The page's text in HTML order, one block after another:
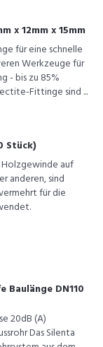
x 12mm x 15mm
für eine schnelle
Werkzeuge für
- bis zu 85%
Fittinge sind ...
Stück)
auf
anderen, sind
für die
Baulänge DN110
20dB (A)
Das Silenta